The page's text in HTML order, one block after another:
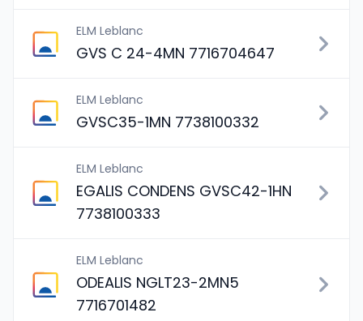
ELM Leblanc
GVS C 24-4MN 7716704647
ELM Leblanc
GVSC35-1MN 7738100332
ELM Leblanc
EGALIS CONDENS GVSC42-1HN
7738100333
ELM Leblanc
ODEALIS NGLT23-2MN5
7716701482